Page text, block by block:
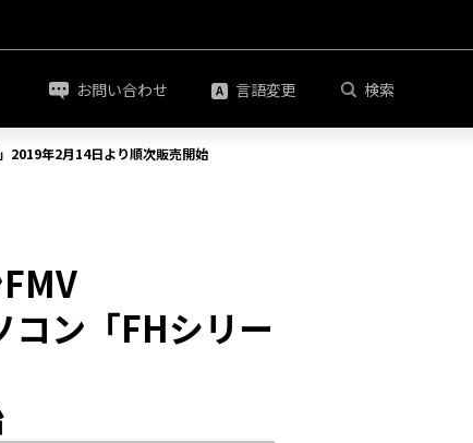
検索
お問い合わせ 言語変更
2019年2月14日より順次販売開始
コン「FHシリー